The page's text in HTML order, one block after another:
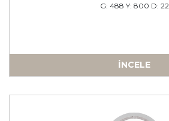
G: 488 Y: 800 D: 22
İNCELE
a